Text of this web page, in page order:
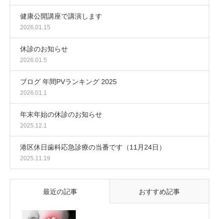
健康公開講座で講演します
2026.01.15
休診のお知らせ
2026.01.5
ブログ 年間PVランキング 2025
2026.01.1
年末年始の休診のお知らせ
2025.12.1
港区休日歯科応急診療の当番です（11月24日）
2025.11.19
最近の記事 おすすめ記事